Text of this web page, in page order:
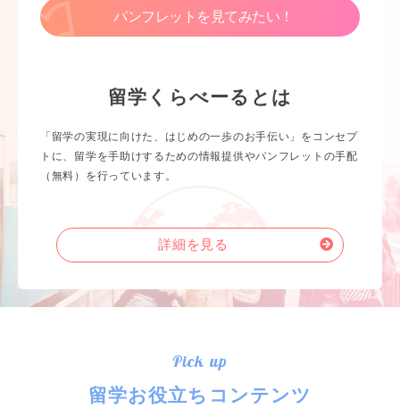
パンフレットを見てみたい！
留学くらべーるとは
「留学の実現に向けた、はじめの一歩のお手伝い」をコンセプ
トに、留学を手助けするための情報提供やパンフレットの手配
（無料）を行っています。
詳細を見る
Pick up
留学お役立ちコンテンツ